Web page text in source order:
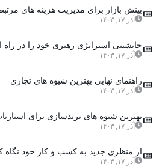
بینش بازار برای مدیریت هزینه های مرتبط
آذر ۱۷, ۱۴۰۳
جانشینی استراتژی رهبری خود را در راه
آذر ۱۷, ۱۴۰۳
راهنمای نهایی بهترین شیوه های تجاری
آذر ۱۷, ۱۴۰۳
بهترین شیوه های برندسازی برای استارتاپ
آذر ۱۷, ۱۴۰۳
از منظری جدید به کسب و کار خود نگاه
آذر ۱۷, ۱۴۰۳